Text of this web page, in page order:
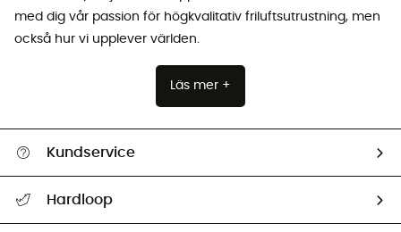
med dig vår passion för högkvalitativ friluftsutrustning, men
också hur vi upplever världen.
Läs mer +
Kundservice
Hardloop